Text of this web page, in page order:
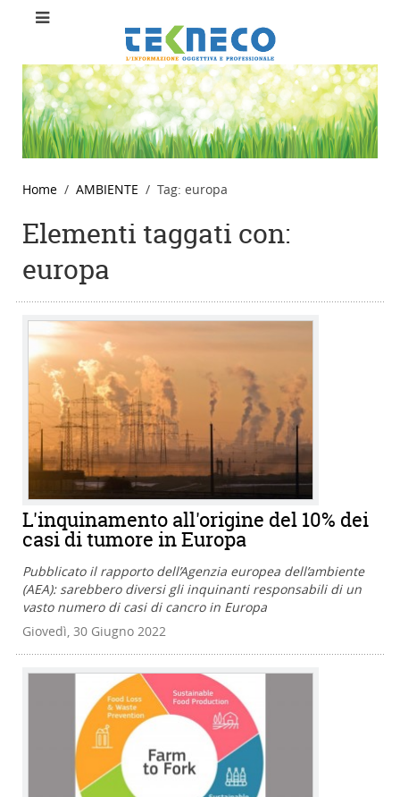
Home AMBIENTE Tag: europa
Elementi taggati con:
europa
L'inquinamento all'origine del 10% dei
casi di tumore in Europa
Pubblicato il rapporto dell’Agenzia europea dell’ambiente
(AEA): sarebbero diversi gli inquinanti responsabili di un
vasto numero di casi di cancro in Europa
Giovedì, 30 Giugno 2022